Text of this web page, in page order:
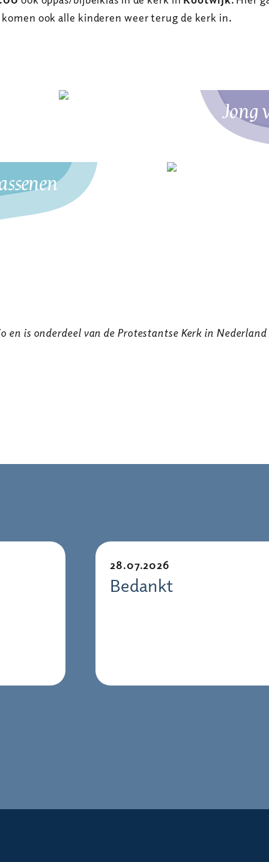
komen ook alle kinderen weer terug de kerk in.
Jong
en is onderdeel van de Protestantse Kerk in
28.07.2026
Bedankt